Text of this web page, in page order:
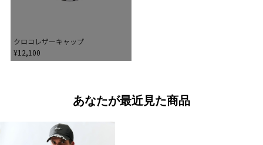
クロコレザーキャップ
¥12,100
あなたが最近見た商品